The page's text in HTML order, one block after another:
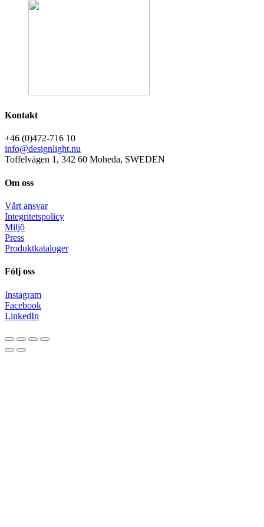
Kontakt
+46 (0)472-716 10
info@designlight.nu
Toffelvägen 1, 342 60 Moheda, SWEDEN
Om oss
Vårt ansvar
Integritetspolicy
Miljö
Press
Produktkataloger
Följ oss
Instagram
Facebook
LinkedIn